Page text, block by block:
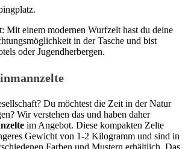
Mit einem modernen Wurfzelt hast du deine
in der Tasche und bist
oder Jugendherbergen.
Du möchtest die Zeit in der Natur
Wir verstehen das und haben daher
im Angebot. Diese kompakten Zelte
Gewicht von 1-2 Kilogramm und sind in
Farben und Mustern erhältlich. Das